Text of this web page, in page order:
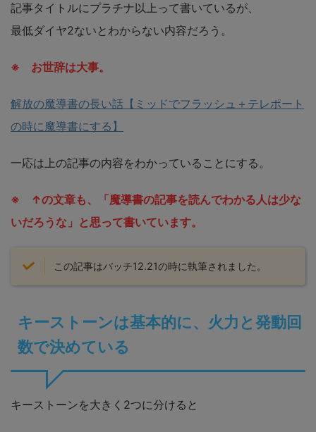
記事タイトルにプラチナ以上って書いているが、
最低ダイヤ2ないとわからない内容だろう。
※ お世辞は大事。
解放の魔導書の長い話【ミッドでフラッシュ＋テレポート
の時に魔導書にする】
一応は上の記事の内容をわかっていることにする。
※ ↑の文章も、「魔導書の記事を読んでわかる人は少な
いだろうな」と思って書いています。
この記事はパッチ12.21の時に執筆されました。
キーストーンは基本的に、火力と発動回
数で決めている
キーストーンを大きく2つに分けると